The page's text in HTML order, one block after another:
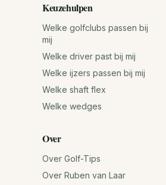
Keuzehulpen
Welke golfclubs passen bij
mij
Welke driver past bij mij
Welke ijzers passen bij mij
Welke shaft flex
Welke wedges
Over
Over Golf-Tips
Over Ruben van Laar